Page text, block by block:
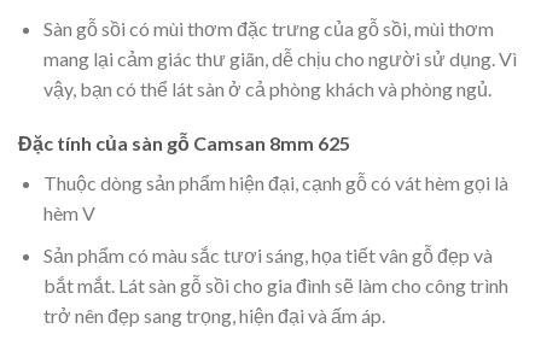
Sàn gỗ sồi có mùi thơm đặc trưng của gỗ sồi, mùi thơm
mang lại cảm giác thư giãn, dễ chịu cho người sử dụng. Vì
vậy, bạn có thể lát sàn ở cả phòng khách và phòng ngủ.
Đặc tính của sàn gỗ Camsan 8mm 625
Thuộc dòng sản phẩm hiện đại, cạnh gỗ có vát hèm gọi là
hèm V
Sản phẩm có màu sắc tươi sáng, họa tiết vân gỗ đẹp và
bắt mắt. Lát sàn gỗ sồi cho gia đình sẽ làm cho công trình
trở nên đẹp sang trọng, hiện đại và ấm áp.